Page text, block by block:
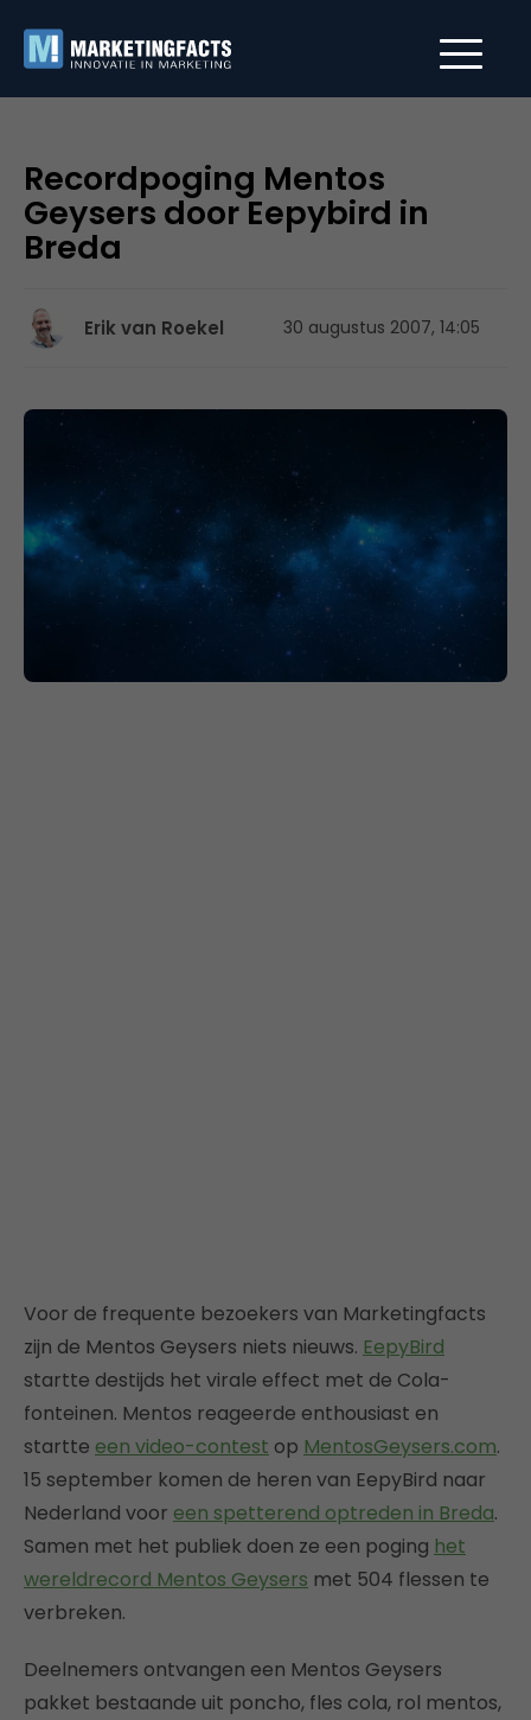
Recordpoging Mentos
Geysers door Eepybird in
Breda
Erik van Roekel 30 augustus 2007, 14:05
Voor de frequente bezoekers van Marketingfacts
zijn de Mentos Geysers niets nieuws. EepyBird
startte destijds het virale effect met de Cola-
fonteinen. Mentos reageerde enthousiast en
startte een video-contest op MentosGeysers.com.
15 september komen de heren van EepyBird naar
Nederland voor een spetterend optreden in Breda.
Samen met het publiek doen ze een poging het
wereldrecord Mentos Geysers met 504 flessen te
verbreken.
Deelnemers ontvangen een Mentos Geysers
pakket bestaande uit poncho, fles cola, rol mentos,